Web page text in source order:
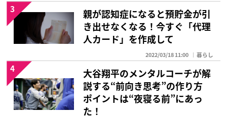
親が認知症になると預貯金が引
き出せなくなる！今すぐ「代理
人カード」を作成して
2022/03/18 11:00 暮らし
3
大谷翔平のメンタルコーチが解
説する“前向き思考”の作り方
ポイントは“夜寝る前”にあっ
た！
4